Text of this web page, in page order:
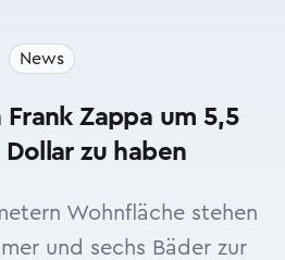
News
Zappa um 5,5
Dollar zu haben
Wohnfläche stehen
und sechs Bäder zur